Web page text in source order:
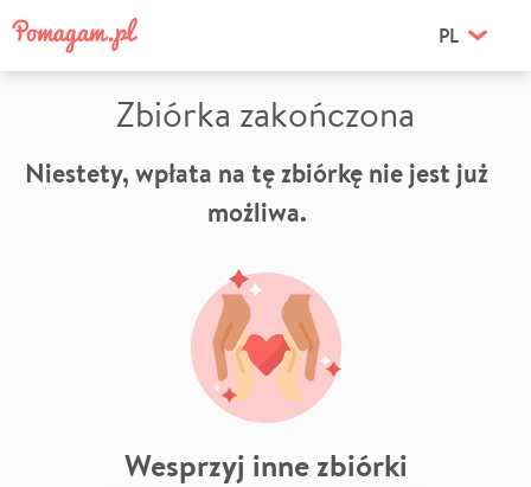
PL
Zbiórka zakończona
Niestety, wpłata na tę zbiórkę nie jest już
możliwa.
Wesprzyj inne zbiórki